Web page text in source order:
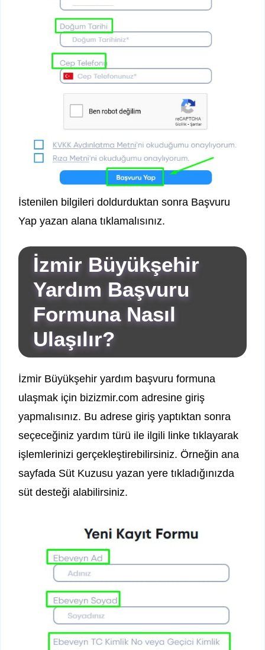
İstenilen bilgileri doldurduktan sonra Başvuru
Yap yazan alana tıklamalısınız.
İzmir Büyükşehir
Yardım Başvuru
Formuna Nasıl
Ulaşılır?
İzmir Büyükşehir yardım başvuru formuna
ulaşmak için bizizmir.com adresine giriş
yapmalısınız. Bu adrese giriş yaptıktan sonra
seçeceğiniz yardım türü ile ilgili linke tıklayarak
işlemlerinizi gerçekleştirebilirsiniz. Örneğin ana
sayfada Süt Kuzusu yazan yere tıkladığınızda
süt desteği alabilirsiniz.